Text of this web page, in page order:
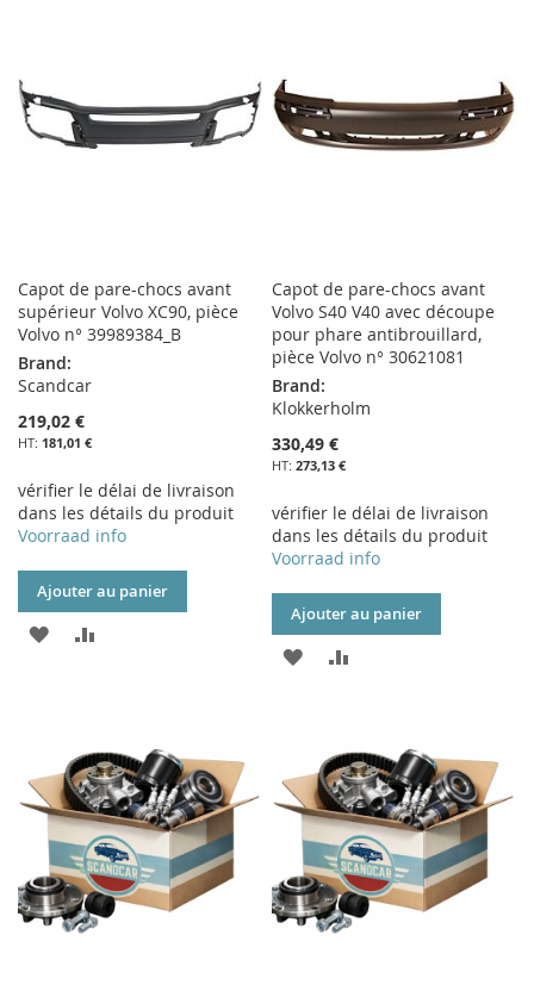
D’ENVIE
Capot de pare-chocs avant
supérieur Volvo XC90, pièce
Volvo n° 39989384_B
Brand:
Scandcar
219,02 €
181,01 €
vérifier le délai de livraison
dans les détails du produit
Voorraad info
Ajouter au panier
AJOUTER
LISTE
D’ENVIE
Capot de pare-chocs avant
Volvo S40 V40 avec découpe
pour phare antibrouillard,
pièce Volvo n° 30621081
Brand:
Klokkerholm
330,49 €
273,13 €
vérifier le délai de livraison
dans les détails du produit
Voorraad info
Ajouter au panier
AJOUTER
LISTE
D’ENVIE